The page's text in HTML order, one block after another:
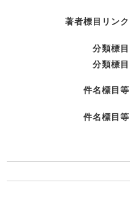
著者標目リンク
分類標目
分類標目
件名標目等
件名標目等